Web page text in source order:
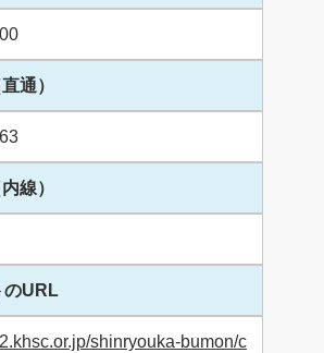
通）
線）
のURL
shinryouka-bumon/c